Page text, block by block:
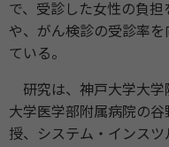
で、受診した女性の負
や、がん検診の受診率
ている。
研究は、神⼾⼤学⼤学
大学医学部附属病院の
授、システム・インス